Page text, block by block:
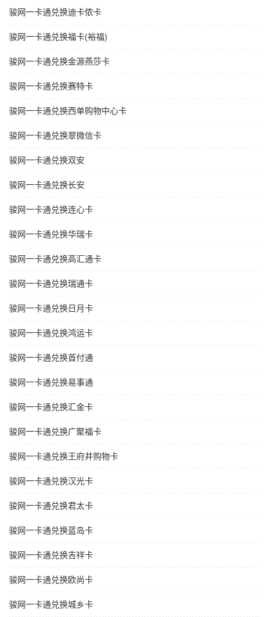
骏网一卡通兑换迪卡侬卡
骏网一卡通兑换福卡(裕福)
骏网一卡通兑换金源燕莎卡
骏网一卡通兑换赛特卡
骏网一卡通兑换西单购物中心卡
骏网一卡通兑换翠微信卡
骏网一卡通兑换双安
骏网一卡通兑换长安
骏网一卡通兑换连心卡
骏网一卡通兑换华瑞卡
骏网一卡通兑换高汇通卡
骏网一卡通兑换瑞通卡
骏网一卡通兑换日月卡
骏网一卡通兑换鸿运卡
骏网一卡通兑换首付通
骏网一卡通兑换易事通
骏网一卡通兑换汇金卡
骏网一卡通兑换广聚福卡
骏网一卡通兑换王府井购物卡
骏网一卡通兑换汉光卡
骏网一卡通兑换君太卡
骏网一卡通兑换蓝岛卡
骏网一卡通兑换吉祥卡
骏网一卡通兑换欧尚卡
骏网一卡通兑换城乡卡